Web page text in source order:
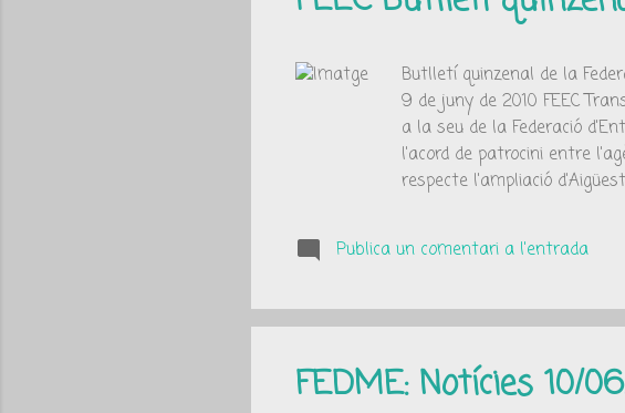
Butlletí quinzenal de la
9 de juny de 2010 FEEC
a la seu de la Federació
l'acord de patrocini entre
respecte l'ampliació
Jornada de Lideratge
organitza el proper
Publica un comentari a l'entrada
FEDME: Notícies 10/